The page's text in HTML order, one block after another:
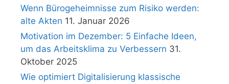
Wenn Bürogeheimnisse zum Risiko werden:
alte Akten 11. Januar 2026
Motivation im Dezember: 5 Einfache Ideen,
um das Arbeitsklima zu Verbessern 31.
Oktober 2025
Wie optimiert Digitalisierung klassische